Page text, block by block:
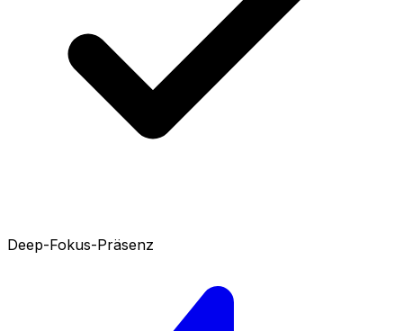
Deep-Fokus-Präsenz